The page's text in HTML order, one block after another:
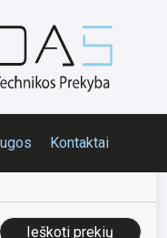
Kontaktai